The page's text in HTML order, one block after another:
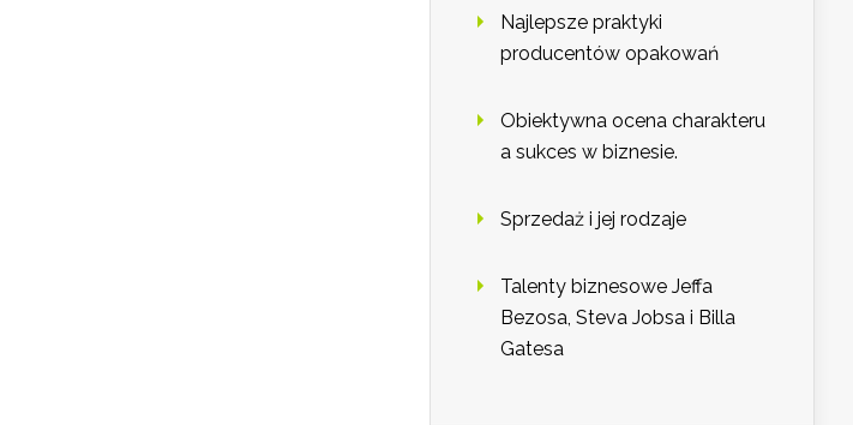
Najlepsze praktyki
producentów opakowań
Obiektywna ocena charakteru
a sukces w biznesie.
Sprzedaż i jej rodzaje
Talenty biznesowe Jeffa
Bezosa, Steva Jobsa i Billa
Gatesa